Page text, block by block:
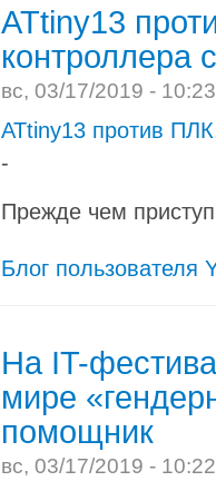
ATtiny13
контроллера
вс, 03/17/2019 -
ATtiny13 против
-
Прежде чем
Блог пользователя
На IT-
мире
помощник
вс, 03/17/2019 -